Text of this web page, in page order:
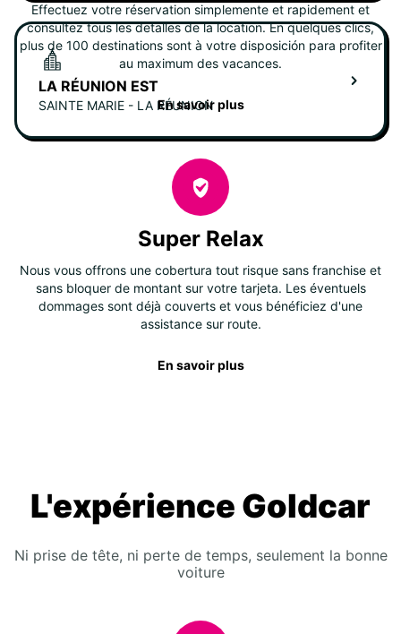
LA RÉUNION EST
SAINTE MARIE - LA RÉUNION
Effectuez votre réservation simplemente et rapidement et
consultez tous les detalles de la location. En quelques clics,
plus de 100 destinations sont à votre disposición para profiter
au maximum des vacances.
En savoir plus
Super Relax
Nous vous offrons une cobertura tout risque sans franchise et
sans bloquer de montant sur votre tarjeta. Les éventuels
dommages sont déjà couverts et vous bénéficiez d'une
assistance sur route.
En savoir plus
L'expérience Goldcar
Ni prise de tête, ni perte de temps, seulement la bonne
voiture